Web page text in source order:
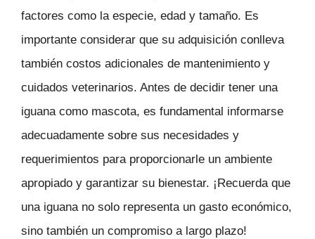
factores como la especie, edad y tamaño. Es
importante considerar que su adquisición conlleva
también costos adicionales de mantenimiento y
cuidados veterinarios. Antes de decidir tener una
iguana como mascota, es fundamental informarse
adecuadamente sobre sus necesidades y
requerimientos para proporcionarle un ambiente
apropiado y garantizar su bienestar. ¡Recuerda que
una iguana no solo representa un gasto económico,
sino también un compromiso a largo plazo!